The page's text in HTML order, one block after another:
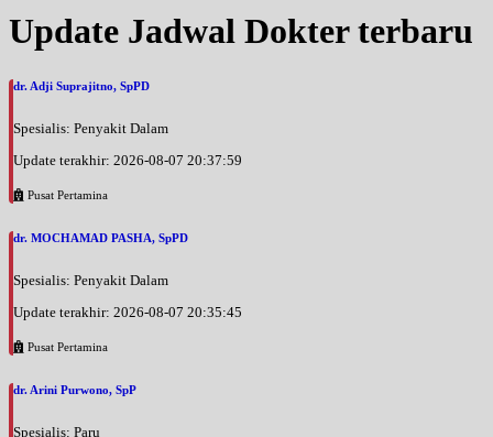
Jam 09:00 - 11:00
EKSEKUTIF
Rabu, 02/09/2026
EKSEKUTIF
Jam 12:00 - 13:00
Jam 13:00 - 14:00
Sabtu, 05/09/2026
EKSEKUTIF
Minggu, 06/09/2026
Update Jadwal Dokter terbaru
dr. Adji Suprajitno, SpPD
Spesialis: Penyakit Dalam
Update terakhir: 2026-08-07 20:37:59
Pusat Pertamina
dr. MOCHAMAD PASHA, SpPD
Spesialis: Penyakit Dalam
Update terakhir: 2026-08-07 20:35:45
Pusat Pertamina
dr. Arini Purwono, SpP
Spesialis: Paru